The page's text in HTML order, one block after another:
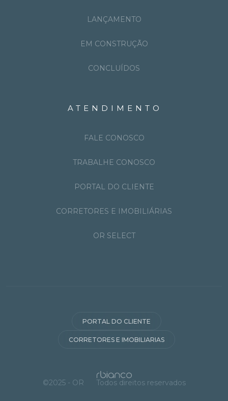
LANÇAMENTO
EM CONSTRUÇÃO
CONCLUÍDOS
ATENDIMENTO
FALE CONOSCO
TRABALHE CONOSCO
PORTAL DO CLIENTE
CORRETORES E IMOBILIÁRIAS
OR SELECT
©2025 - OR Todos direitos reservados
PORTAL DO CLIENTE
CORRETORES E IMOBILIARIAS